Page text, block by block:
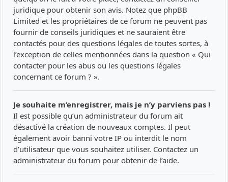
juridique pour obtenir son avis. Notez que phpBB
Limited et les propriétaires de ce forum ne peuvent pas
fournir de conseils juridiques et ne sauraient être
contactés pour des questions légales de toutes sortes, à
l’exception de celles mentionnées dans la question « Qui
contacter pour les abus ou les questions légales
concernant ce forum ? ».
Je souhaite m’enregistrer, mais je n’y parviens pas !
Il est possible qu’un administrateur du forum ait
désactivé la création de nouveaux comptes. Il peut
également avoir banni votre IP ou interdit le nom
d’utilisateur que vous souhaitez utiliser. Contactez un
administrateur du forum pour obtenir de l’aide.